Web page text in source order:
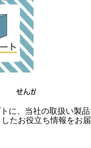
に、当社の取扱い製
たお役立ち情報をお